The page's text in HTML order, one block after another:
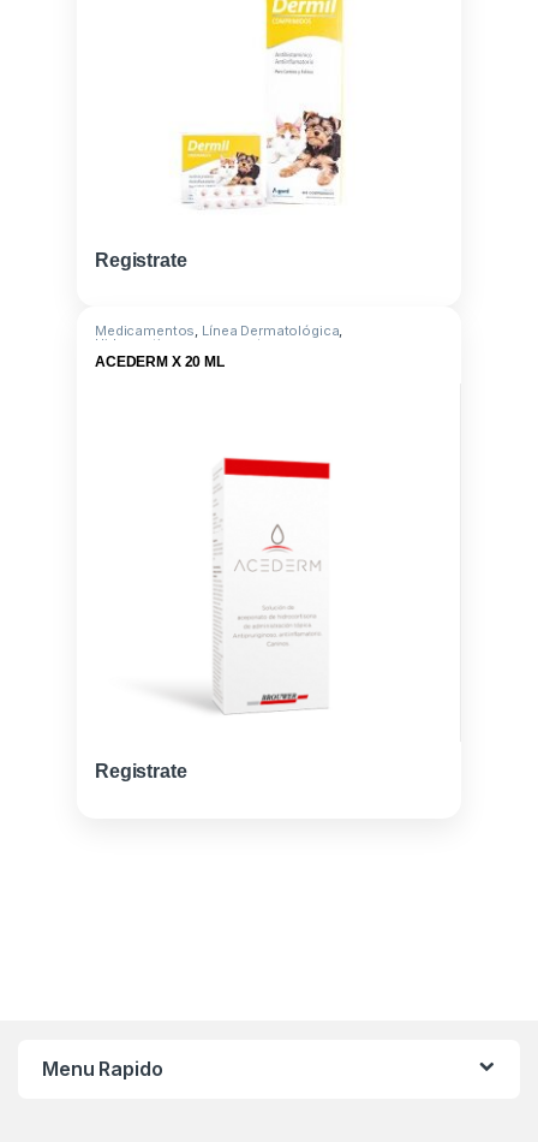
Registrate
Medicamentos, Línea Dermatológica,
Hidrocortisona aceponato
ACEDERM X 20 ML
Registrate
Menu Rapido